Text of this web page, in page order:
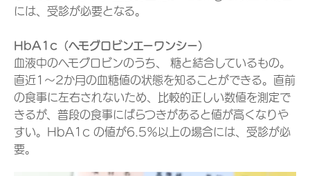
には、受診が必要となる。
HbA1c（ヘモグロビンエーワンシー）
血液中のヘモグロビンのうち、 糖と結合しているもの。
直近1～2か月の血糖値の状態を知ることができる。直前
の食事に左右されないため、比較的正しい数値を測定で
きるが、普段の食事にばらつきがあると値が高くなりや
すい。HbA1c の値が6.5％以上の場合には、受診が必
要。